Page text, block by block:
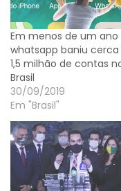
Em menos de um ano
whatsapp baniu cerca
1,5 milhão de contas
Brasil
30/09/2019
Em "Brasil"